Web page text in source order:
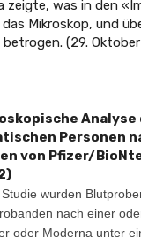
zeigte, was in den
Mikroskop, und
betrogen. (29.
Analyse
Personen
von Pfizer/
wurden
nach einer
oder Moderna unter